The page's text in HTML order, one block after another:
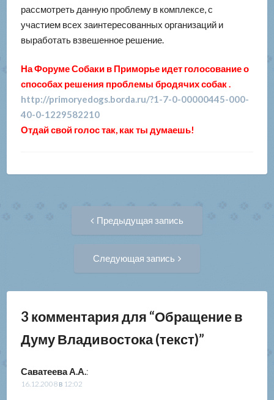
рассмотреть данную проблему в комплексе, с
участием всех заинтересованных организаций и
выработать взвешенное решение.
На Форуме Собаки в Приморье идет голосование о
способах решения проблемы бродячих собак .
http://primoryedogs.borda.ru/?1-7-0-00000445-000-
40-0-1229582210
Отдай свой голос так, как ты думаешь!
НавигацияПредыдущая запись
Следующая запись
3 комментария для “Обращение в
Думу Владивостока (текст)”
Саватеева А.А.:
16.12.2008 в 12:02